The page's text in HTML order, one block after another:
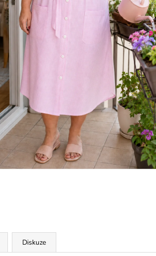
Diskuze
1 200 Kč